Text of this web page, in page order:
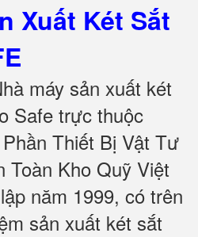
Xuất Két Sắt
máy sản xuất két
Safe trực thuộc
Thiết Bị Vật Tư
Toàn Kho Quỹ Việt
năm 1999, có trên
sản xuất két sắt